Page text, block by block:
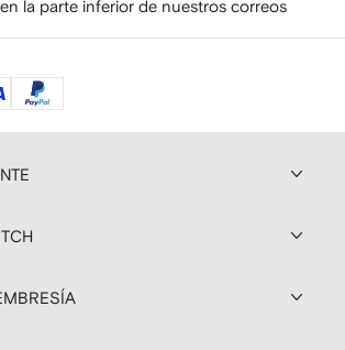
la parte inferior de nuestros correos